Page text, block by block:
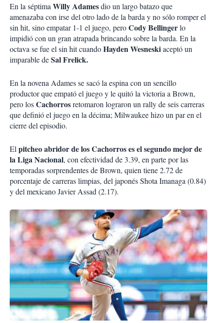
En la séptimaWilly Adamesdio un largo batazo que
amenazaba con irse del otro lado de la barda y no sólo romper el
sin hit, sino empatar 1-1 el juego, peroCody Bellingerlo
impidió con un gran atrapada brincando sobre la barda. En la
octava se fue el sin hit cuandoHayden Wesneskiaceptó un
imparable deSal Frelick.
En la novena Adames se sacó la espina con un sencillo
productor que empató el juego y le quitó la victoria a Brown,
pero losCachorrosretomaron lograron un rally de seis carreras
que definió el juego en la décima; Milwaukee hizo un par en el
cierre del episodio.
Elpitcheo abridor de los Cachorros es el segundo mejor de
la Liga Nacional, con efectividad de 3.39, en parte por las
temporadas sorprendentes de Brown, quien tiene 2.72 de
porcentaje de carreras limpias, del japonés Shota Imanaga (0.84)
y del mexicano Javier Assad (2.17).